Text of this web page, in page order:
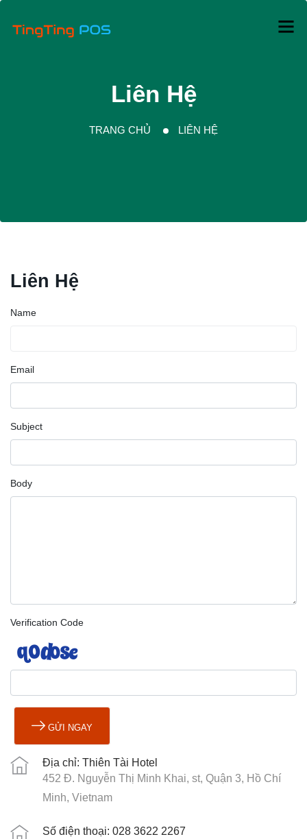
Liên Hệ
TRANG CHỦ LIÊN HỆ
Liên Hệ
Name
Email
Subject
Body
Verification Code
GỬI NGAY
Địa chỉ: Thiên Tài Hotel
452 Đ. Nguyễn Thị Minh Khai, st, Quận 3, Hồ Chí
Minh, Vietnam
Số điện thoại: 028 3622 2267